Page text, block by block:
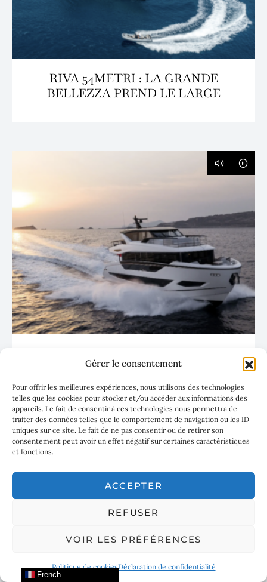
Gérer le consentement
Pour offrir les meilleures expériences, nous utilisons des technologies
telles que les cookies pour stocker et/ou accéder aux informations des
appareils. Le fait de consentir à ces technologies nous permettra de
traiter des données telles que le comportement de navigation ou les ID
uniques sur ce site. Le fait de ne pas consentir ou de retirer son
consentement peut avoir un effet négatif sur certaines caractéristiques
et fonctions.
ACCEPTER
REFUSER
VOIR LES PRÉFÉRENCES
Politique de cookiesDéclaration de confidentialité
RIVA 54METRI : LA GRANDE
BELLEZZA PREND LE LARGE
pour la mer Méditerranée
French